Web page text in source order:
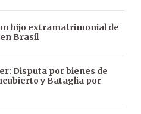
hijo extramatrimonial de
Brasil
Disputa por bienes de
y Bataglia por